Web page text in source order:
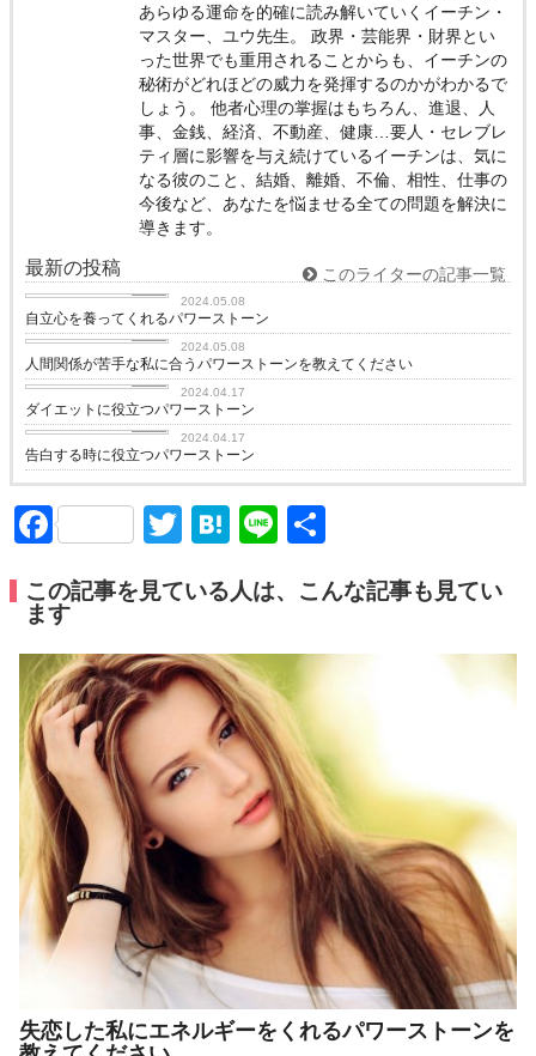
あらゆる運命を的確に読み解いていくイーチン・
マスター、ユウ先生。 政界・芸能界・財界とい
った世界でも重用されることからも、イーチンの
秘術がどれほどの威力を発揮するのかがわかるで
しょう。 他者心理の掌握はもちろん、進退、人
事、金銭、経済、不動産、健康…要人・セレブレ
ティ層に影響を与え続けているイーチンは、気に
なる彼のこと、結婚、離婚、不倫、相性、仕事の
今後など、あなたを悩ませる全ての問題を解決に
導きます。
最新の投稿 このライターの記事一覧
2024.05.08
自立心を養ってくれるパワーストーン
love
2024.05.08
人間関係が苦手な私に合うパワーストーンを教えてください
love
2024.04.17
ダイエットに役立つパワーストーン
love
2024.04.17
告白する時に役立つパワーストーン
FacebookTwitter
Hatena
Line
この記事を見ている人は、こんな記事も見てい
ます
失恋した私にエネルギーをくれるパワーストーンを